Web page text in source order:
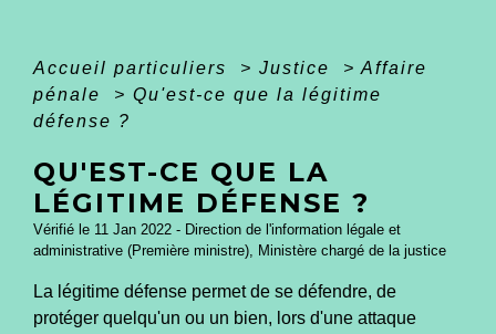
Accueil particuliers > Justice > Affaire
pénale
> Qu'est-ce que la légitime
défense ?
QU'EST-CE QUE LA
LÉGITIME DÉFENSE ?
Vérifié le 11 Jan 2022 - Direction de l'information légale et
administrative (Première ministre), Ministère chargé de la justice
La légitime défense permet de se défendre, de
protéger quelqu'un ou un bien, lors d'une attaque